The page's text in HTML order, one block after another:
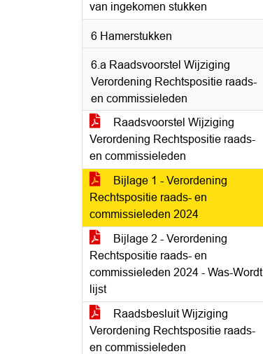
van ingekomen stukken
6 Hamerstukken
6.a Raadsvoorstel Wijziging
Verordening Rechtspositie raads-
en commissieleden
Raadsvoorstel Wijziging
Verordening Rechtspositie raads-
en commissieleden
Bijlage 1 - Verordening
Rechtspositie raads- en
commissieleden 2024
Bijlage 2 - Verordening
Rechtspositie raads- en
commissieleden 2024 - Was-Wordt
lijst
Raadsbesluit Wijziging
Verordening Rechtspositie raads-
en commissieleden